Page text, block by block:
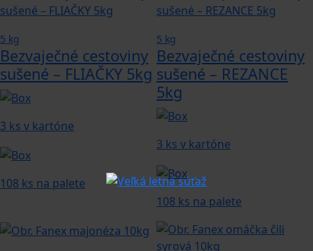
5 kg
Bezvaječné cestoviny
sušené – FLIAČKY 5kg
3 ks v kartóne
108 ks na palete
5 kg
Bezvaječné cestoviny
sušené – REZANCE
5kg
3 ks v kartóne
108 ks na palete